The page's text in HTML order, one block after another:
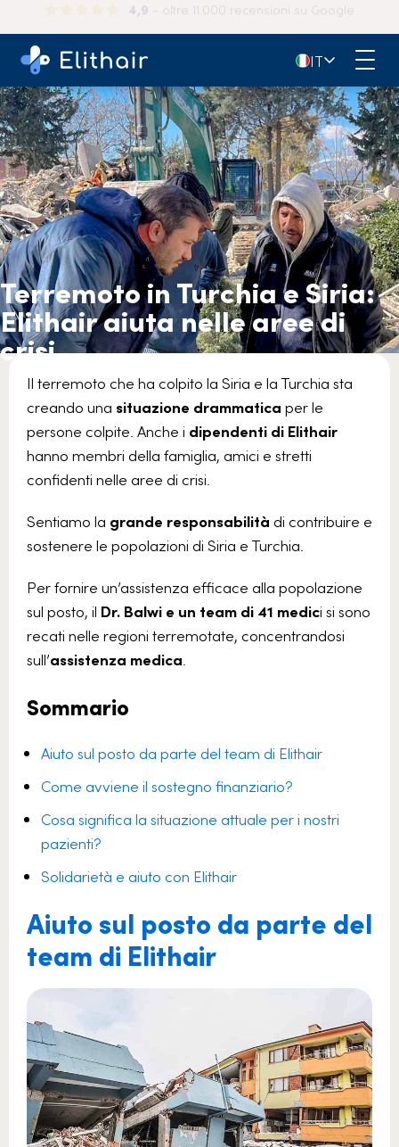
150.000+ pazienti felici in tutto il mondo
🇮🇹IT
Terremoto in Turchia e Siria:
Elithair aiuta nelle aree di
crisi
Il terremoto che ha colpito la Siria e la Turchia sta
creando una situazione drammatica per le
persone colpite. Anche i dipendenti di Elithair
hanno membri della famiglia, amici e stretti
confidenti nelle aree di crisi.
Sentiamo la grande responsabilità di contribuire e
sostenere le popolazioni di Siria e Turchia.
Per fornire un’assistenza efficace alla popolazione
sul posto, il Dr. Balwi e un team di 41 medici si sono
recati nelle regioni terremotate, concentrandosi
sull’assistenza medica.
Sommario
Aiuto sul posto da parte del team di Elithair
Come avviene il sostegno finanziario?
Cosa significa la situazione attuale per i nostri
pazienti?
Solidarietà e aiuto con Elithair
Aiuto sul posto da parte del
team di Elithair